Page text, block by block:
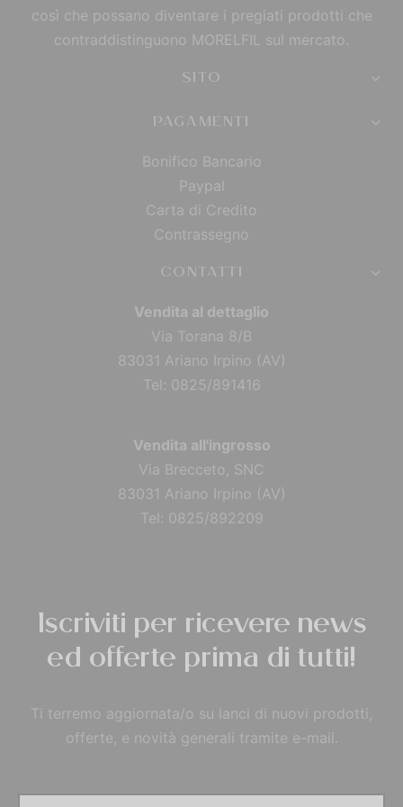
così che possano diventare i pregiati prodotti che
contraddistinguono MORELFIL sul mercato.
SITO
PAGAMENTI
Bonifico Bancario
Paypal
Carta di Credito
Contrassegno
CONTATTI
Vendita al dettaglio
Via Torana 8/B
83031 Ariano Irpino (AV)
Tel: 0825/891416
Vendita all'ingrosso
Via Brecceto, SNC
83031 Ariano Irpino (AV)
Tel: 0825/892209
Iscriviti per ricevere news
ed offerte prima di tutti!
Ti terremo aggiornata/o su lanci di nuovi prodotti,
offerte, e novità generali tramite e-mail.